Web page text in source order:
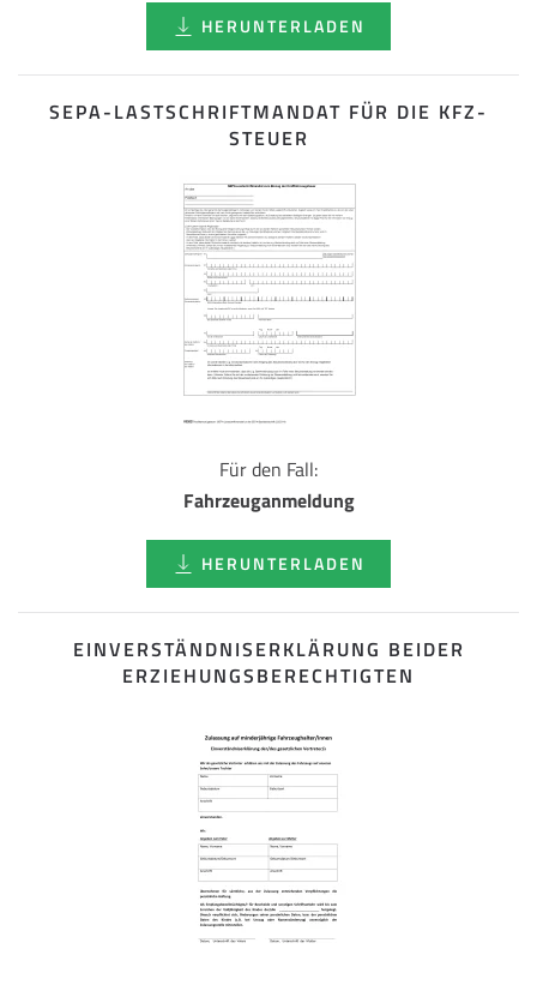
HERUNTERLADEN
SEPA-LASTSCHRIFT­MANDAT FÜR DIE KFZ-
STEUER
Für den Fall:
Fahrzeuganmeldung
HERUNTERLADEN
EINVERSTÄNDNISERKLÄRUNG BEIDER
ERZIEHUNGSBERECHTIGTEN